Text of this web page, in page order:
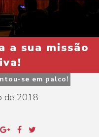
a sua missão
se em palco!
de 2018